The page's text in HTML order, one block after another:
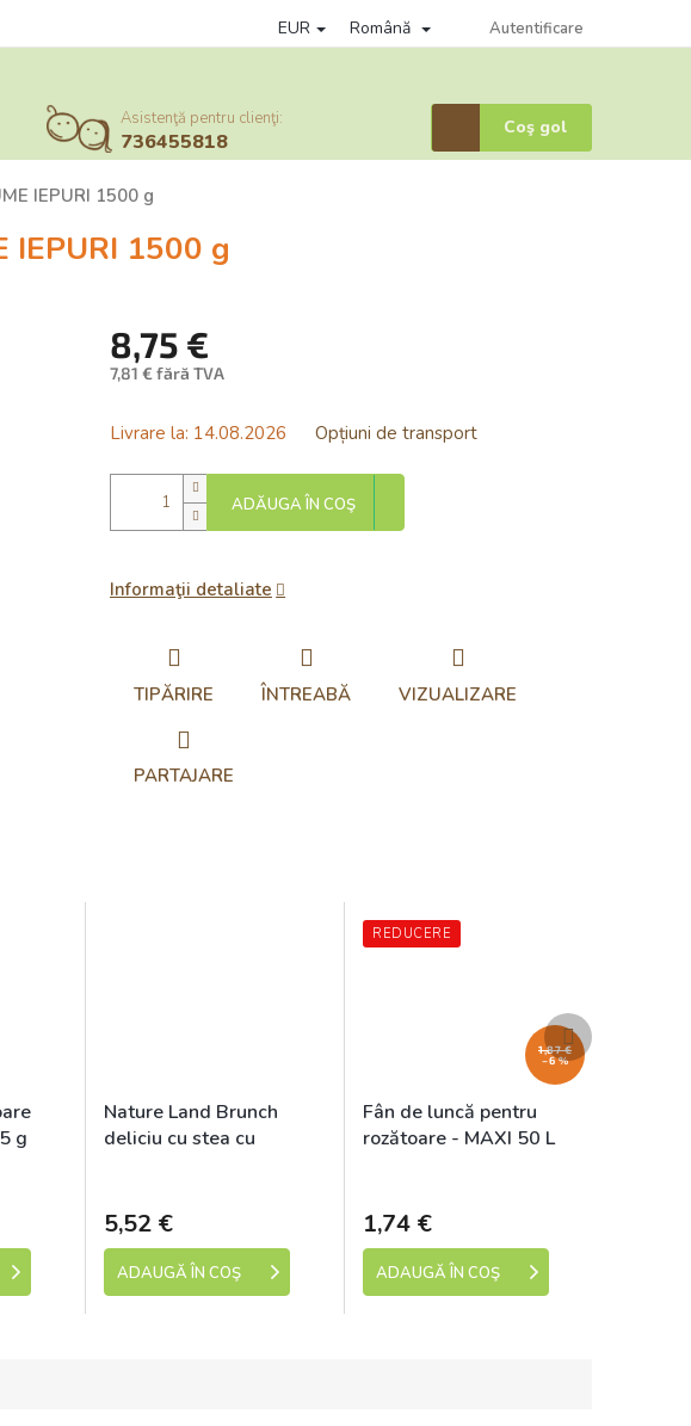
Politica de confidențialitate Věrnostní program Sistem afiliere
EUR Română Autentificare
Asistenţă pentru clienţi:
736455818
Coş
de
Coş gol
IEPURI 1500 g
IEPURI 1500 g
8,75 €
7,81 € fără TVA
preţ:
Livrare la: 14.08.2026 Opțiuni de transport
ADĂUGA ÎN COŞ
Informaţii detaliate
TIPĂRIRE ÎNTREABĂ VIZUALIZARE
PARTAJARE
g
Nature Land Brunch
deliciu cu stea cu
5,52 €
ADAUGĂ ÎN COŞ
REDUCERE
1,87 €
–6 %
Fân de luncă pentru
rozătoare - MAXI 50 L
1,74 €
ADAUGĂ ÎN COŞ
Produsul
următor